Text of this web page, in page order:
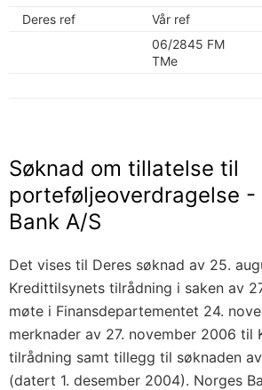
Deres ref Vår ref
06/2845 FM
TMe
Søknad om tillatelse til
porteføljeoverdragelse -
Bank A/S
Det vises til Deres søknad av 25.
Kredittilsynets tilrådning i saken av
møte i Finansdepartementet 24.
merknader av 27. november 2006 til
tilrådning samt tillegg til søknaden
(datert 1. desember 2004). Norges